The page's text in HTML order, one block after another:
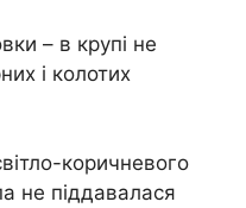
– в крупі не
і колотих
коричневого
не піддавалася